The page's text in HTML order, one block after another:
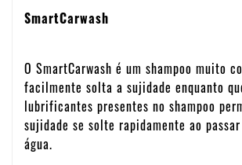
SmartCarwash
O SmartCarwash é um shampoo muito
facilmente solta a sujidade enquanto
lubrificantes presentes no shampoo
sujidade se solte rapidamente ao
água.